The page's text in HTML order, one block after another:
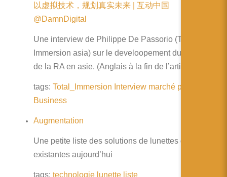
以虚拟技术，规划真实未来 | 互动中国
@DamnDigital
Une interview de Philippe De Passorio (Total
Immersion asia) sur le develoopement du marché
de la RA en asie. (Anglais à la fin de l’article)
tags: Total_Immersion Interview marché prospective
Business
Augmentation
Une petite liste des solutions de lunettes de RA
existantes aujourd’hui
tags: technologie lunette liste